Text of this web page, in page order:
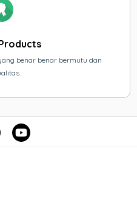
benar benar bermutu dan